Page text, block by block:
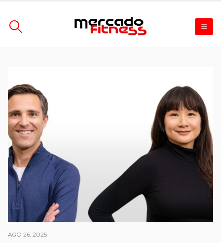
AGO 26, 2025